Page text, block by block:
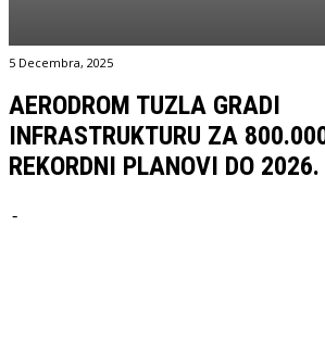
5 Decembra, 2025
AERODROM TUZLA GRADI
INFRASTRUKTURU ZA
REKORDNI PLANOVI DO 2026.
-